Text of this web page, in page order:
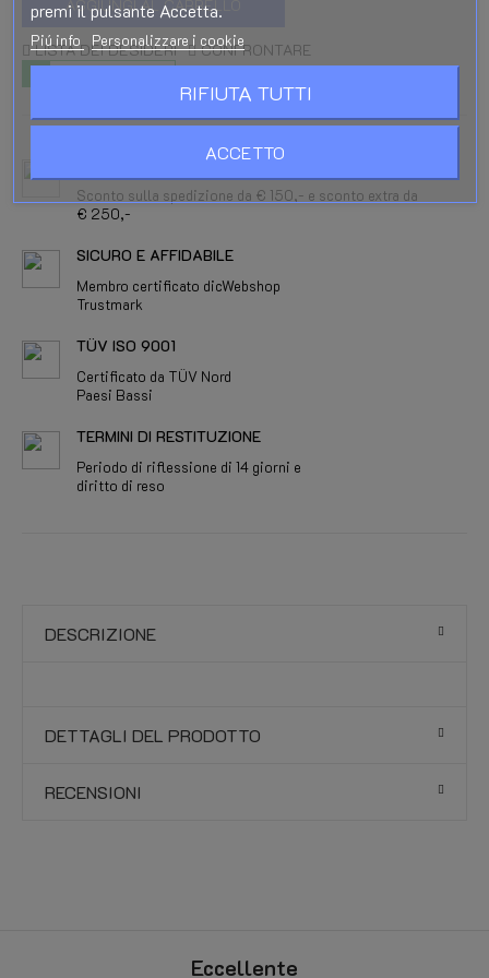
AGGIUNGI AL CARRELLO
LISTA DEI DESIDERI CONFRONTARE
SPEDIZIONE E CONSEGNA
Sconto sulla spedizione da € 150,- e sconto extra da
€ 250,-
SICURO E AFFIDABILE
Membro certificato dicWebshop
Trustmark
TÜV ISO 9001
Certificato da TÜV Nord
Paesi Bassi
TERMINI DI RESTITUZIONE
Periodo di riflessione di 14 giorni e
diritto di reso
DESCRIZIONE
DETTAGLI DEL PRODOTTO
RECENSIONI
Eccellente
premi il pulsante Accetta.
Piú info Personalizzare i cookie
RIFIUTA TUTTI
ACCETTO